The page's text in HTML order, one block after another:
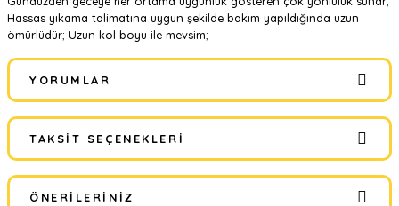
Hassas yıkama talimatına uygun şekilde bakım yapıldığında uzun
ömürlüdür; Uzun kol boyu ile mevsim;
YORUMLAR
Bu ürüne ilk yorumu siz yapın!
TAKSIT SEÇENEKLERI
ÖNERILERINIZ